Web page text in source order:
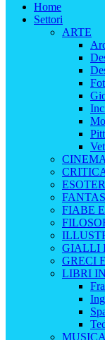
Home
Settori
ARTE
CINEMA
FIABE
GIALLI
GRECI
LIBRI
MUSICA